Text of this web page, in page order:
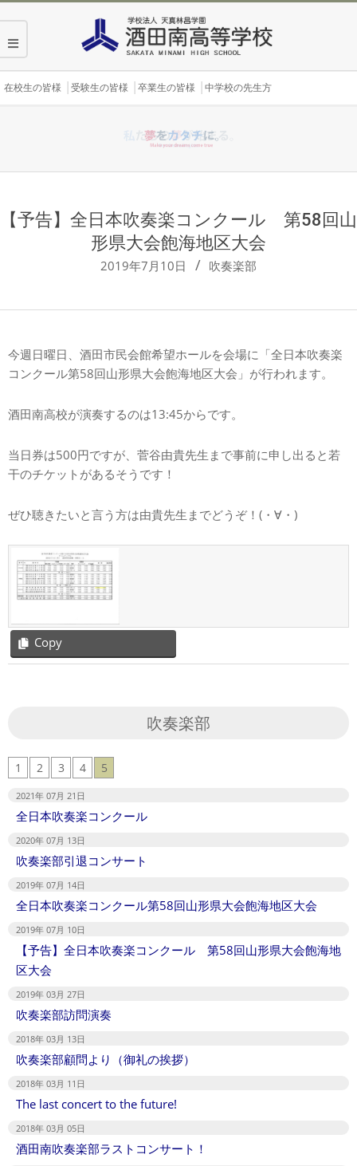
content
Secondary
在校生の皆様 受験生の皆様 卒業生の皆様 中学校の先生方
【予告】全日本吹奏楽コンクール 第58回山
形県大会飽海地区大会
2019年7月10日 吹奏楽部
今週日曜日、酒田市民会館希望ホールを会場に「全日本吹奏楽
コンクール第58回山形県大会飽海地区大会」が行われます。
酒田南高校が演奏するのは13:45からです。
当日券は500円ですが、菅谷由貴先生まで事前に申し出ると若
干のチケットがあるそうです！
ぜひ聴きたいと言う方は由貴先生までどうぞ！(・∀・)
Copy
吹奏楽部
1 2 3 4 5
2021年 07月 21日
全日本吹奏楽コンクール
2020年 07月 13日
吹奏楽部引退コンサート
2019年 07月 14日
全日本吹奏楽コンクール第58回山形県大会飽海地区大会
2019年 07月 10日
【予告】全日本吹奏楽コンクール 第58回山形県大会飽海地
区大会
2019年 03月 27日
吹奏楽部訪問演奏
2018年 03月 13日
吹奏楽部顧問より（御礼の挨拶）
2018年 03月 11日
The last concert to the future!
2018年 03月 05日
酒田南吹奏楽部ラストコンサート！